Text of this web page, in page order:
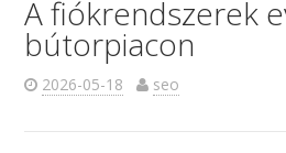
A fiókrendszerek
bútorpiacon
2026-05-18 seo